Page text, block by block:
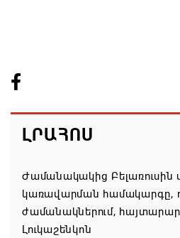
ԼՐԱՀՈՍ
Ժամանակակից Բելառուսին
կառավարման համակարգը,
ժամանակներում,
Լուկաշենկոն